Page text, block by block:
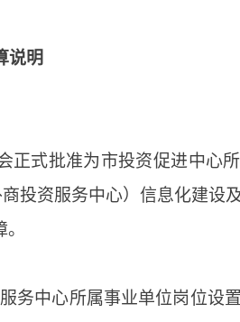
说明
正式批准为市投资促进中心
投资服务中心）信息化建设
务中心所属事业单位岗位设